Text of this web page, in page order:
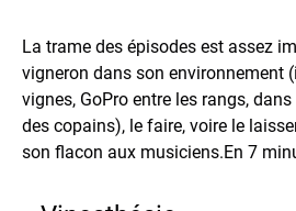
La trame des épisodes est assez
vigneron dans son environnement
vignes, GoPro entre les rangs,
des copains), le faire, voire le
son flacon aux musiciens.En 7